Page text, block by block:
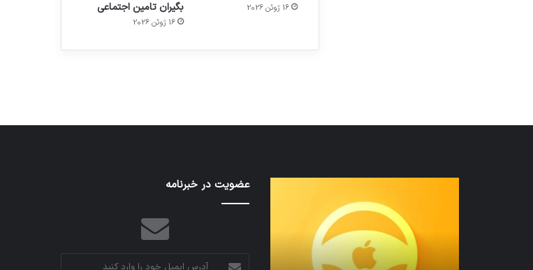
16 ژوئن 2026
بگیران تامین اجتماعی
16 ژوئن 2026
هدفون های 2023
اف‌ای‌تی‌اف
عضویت در خبرنامه
آدرس